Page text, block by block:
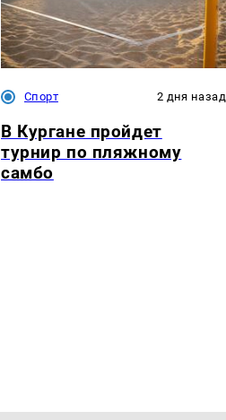
Спорт 2 дня назад
В Кургане пройдет
турнир по пляжному
самбо